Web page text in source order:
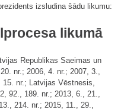
izsludina šādu likumu:
likumā
Republikas Saeimas un
nr.; 2006, 4. nr.; 2007, 3.,
15. nr.; Latvijas Vēstnesis,
92., 189. nr.; 2013, 6., 21.,
214. nr.; 2015, 11., 29.,